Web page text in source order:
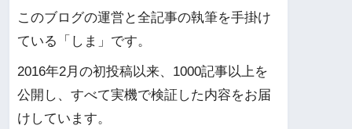
このブログの運営と全記事の執筆を手掛け
ている「しま」です。
2016年2月の初投稿以来、1000記事以上を
公開し、すべて実機で検証した内容をお届
けしています。